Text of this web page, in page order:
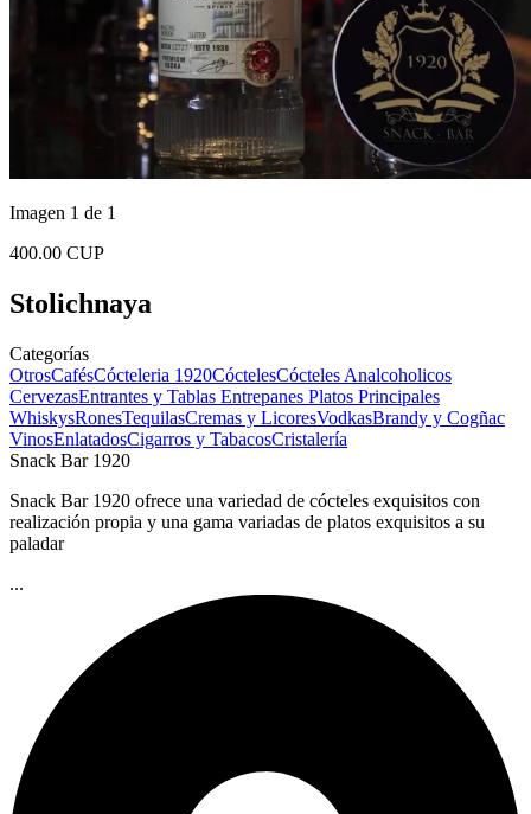
Imagen 1 de 1
400.00 CUP
Stolichnaya
Categorías
OtrosCafésCócteleria 1920CóctelesCócteles Analcoholicos
CervezasEntrantes y Tablas Entrepanes Platos Principales
WhiskysRonesTequilasCremas y LicoresVodkasBrandy y Cogñac
VinosEnlatadosCigarros y TabacosCristalería
Snack Bar 1920
Snack Bar 1920 ofrece una variedad de cócteles exquisitos con
realización propia y una gama variadas de platos exquisitos a su
paladar
...